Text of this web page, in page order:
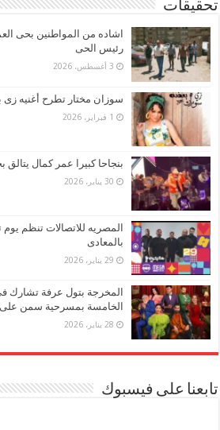
تحقيقات
اشاده من المواطنين بحى
رئيس الحى
3 أغسطس، 2026
سوزان مختار تطرح أغنيه زى
1 فبراير، 2026
بنجاحا كبيرا عمر كمال
30 يناير، 2026
المصريه للاتصالات تنظم
بالمعادى
29 يناير، 2026
المخرجة بتول عرفة تشارك
الخامسة بمسرحية سمن
28 يناير، 2026
تابعنا على فيسبوك